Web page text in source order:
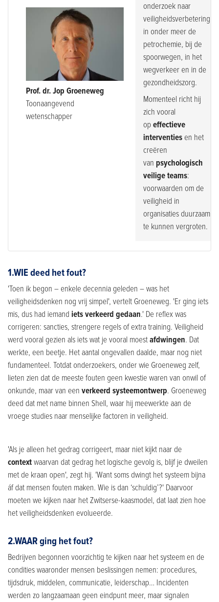
Prof. dr. Jop Groeneweg
Toonaangevend
wetenschapper
onderzoek naar
veiligheidsverbetering
in onder meer de
petrochemie, bij de
spoorwegen, in het
wegverkeer en in de
gezondheidszorg.
Momenteel richt hij
zich vooral
opeffectieve
interventiesen het
creëren
van psychologisch
veilige teams:
voorwaarden om de
veiligheid in
organisaties duurzaam
te kunnen vergroten.
1.WIE deed het fout?
'Toen ik begon – enkele decennia geleden – was het
veiligheidsdenken nog vrij simpel', vertelt Groeneweg. 'Er ging iets
mis, dus had iemand iets verkeerd gedaan.' De reflex was
corrigeren: sancties, strengere regels of extra training. Veiligheid
werd vooral gezien als iets wat je vooral moestafdwingen. Dat
werkte, een beetje. Het aantal ongevallen daalde, maar nog niet
fundamenteel. Totdat onderzoekers, onder wie Groeneweg zelf,
lieten zien dat de meeste fouten geen kwestie waren van onwil of
onkunde, maar van een verkeerd systeemontwerp. Groeneweg
deed dat met name binnen Shell, waar hij meewerkte aan de
vroege studies naar menselijke factoren in veiligheid.
'Als je alleen het gedrag corrigeert, maar niet kijkt naar de
contextwaarvan dat gedrag het logische gevolg is, blijf je dweilen
met de kraan open', zegt hij. 'Want soms dwingt het systeem bijna
áf dat mensen fouten maken. Wie is dan ‘schuldig’?' Daarvoor
moeten we kijken naar het Zwitserse-kaasmodel, dat laat zien hoe
het veiligheidsdenken evolueerde.
2.WAAR ging het fout?
Bedrijven begonnen voorzichtig te kijken naar het systeem en de
condities waaronder mensen beslissingen nemen: procedures,
tijdsdruk, middelen, communicatie, leiderschap… Incidenten
werden zo langzaamaan geen eindpunt meer, maar signalen